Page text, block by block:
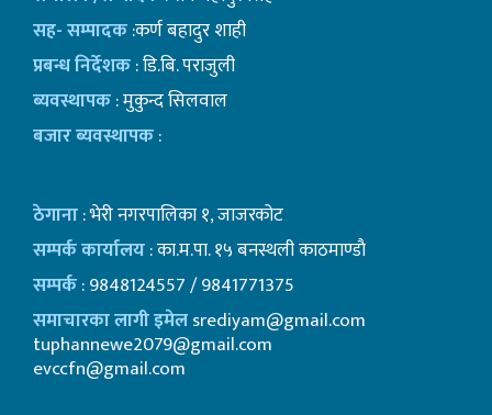
सह- सम्पादक:कर्ण बहादुर शाही
प्रबन्ध निर्देशक: डि.बि. पराजुली
ब्यवस्थापक: मुकुन्द सिलवाल
बजार ब्यवस्थापक:
ठेगाना: भेरी नगरपालिका १, जाजरकोट
सम्पर्क कार्यालय: का.म.पा. १५ बनस्थली काठमाण्डाै
सम्पर्क: 9848124557 / 9841771375
समाचारका लागी इमेलsrediyam@gmail.com
tuphannewe2079@gmail.com
evccfn@gmail.com